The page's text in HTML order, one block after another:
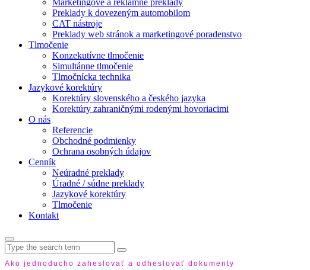
Marketingové a reklamné preklady
Preklady k dovezeným automobilom
CAT nástroje
Preklady web stránok a marketingové poradenstvo
Tlmočenie
Konzekutívne tlmočenie
Simultánne tlmočenie
Tlmočnícka technika
Jazykové korektúry
Korektúry slovenského a českého jazyka
Korektúry zahraničnými rodenými hovoriacimi
O nás
Referencie
Obchodné podmienky
Ochrana osobných údajov
Cenník
Neúradné preklady
Úradné / súdne preklady
Jazykové korektúry
Tlmočenie
Kontakt
Search
for:
Ako jednoducho zaheslovať a odheslovať dokumenty